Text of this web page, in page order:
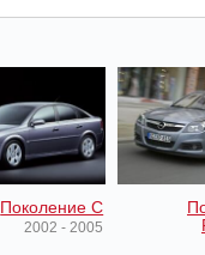
Поколение C
2002 - 2005